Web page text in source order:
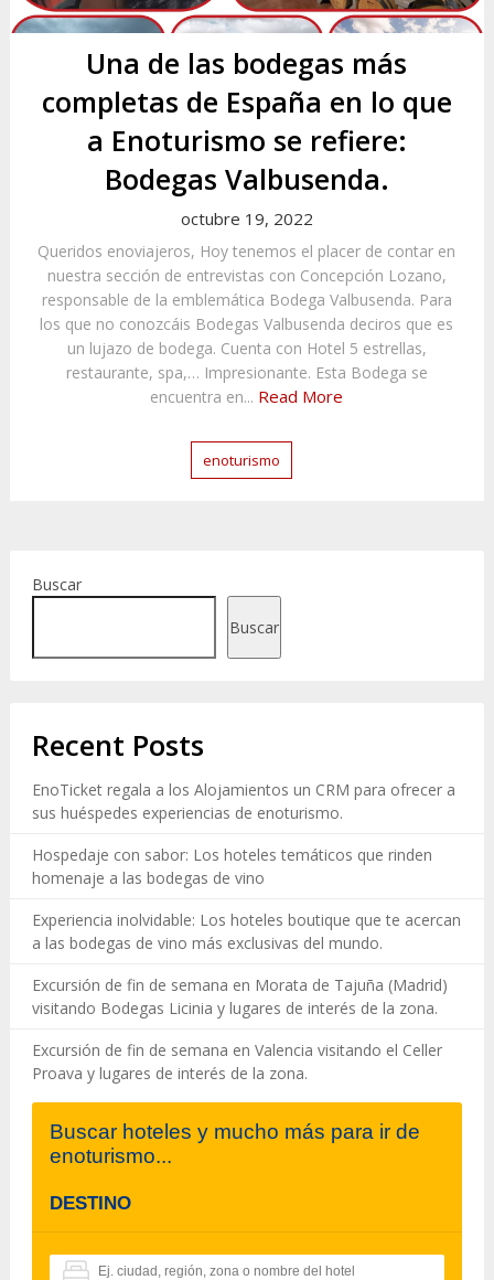
Una de las bodegas más
completas de España en lo que
a Enoturismo se refiere:
Bodegas Valbusenda.
octubre 19, 2022
Queridos enoviajeros, Hoy tenemos el placer de contar en
nuestra sección de entrevistas con Concepción Lozano,
responsable de la emblemática Bodega Valbusenda. Para
los que no conozcáis Bodegas Valbusenda deciros que es
un lujazo de bodega. Cuenta con Hotel 5 estrellas,
restaurante, spa,… Impresionante. Esta Bodega se
encuentra en... Read More
enoturismo
Buscar
Buscar
Recent Posts
EnoTicket regala a los Alojamientos un CRM para ofrecer a
sus huéspedes experiencias de enoturismo.
Hospedaje con sabor: Los hoteles temáticos que rinden
homenaje a las bodegas de vino
Experiencia inolvidable: Los hoteles boutique que te acercan
a las bodegas de vino más exclusivas del mundo.
Excursión de fin de semana en Morata de Tajuña (Madrid)
visitando Bodegas Licinia y lugares de interés de la zona.
Excursión de fin de semana en Valencia visitando el Celler
Proava y lugares de interés de la zona.
Buscar hoteles y mucho más para ir de
enoturismo...
DESTINO